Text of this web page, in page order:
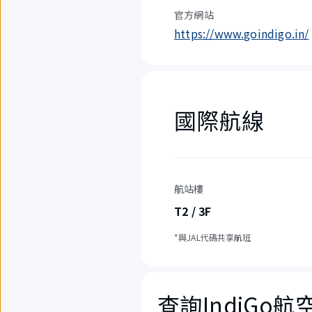
官方網站
https://www.goindigo.in/
國際航線
航站樓
T2 / 3F
*與JAL代碼共享航班
查詢IndiGo航